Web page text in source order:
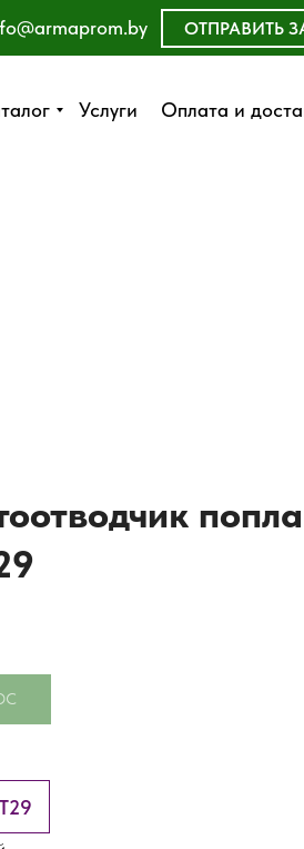
Услуги Оплата и
ОТПРАВИТЬ
Услуги Оплата и
ОСТАВИТЬ ЗАЯВКУ